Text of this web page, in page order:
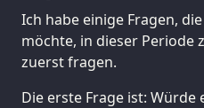
Ich habe einige Fragen,
möchte, in dieser Periode
zuerst fragen.
Die erste Frage ist: